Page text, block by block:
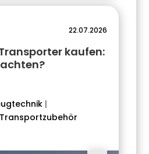
22.07.2026
kaufen:
|
Transportzubehör